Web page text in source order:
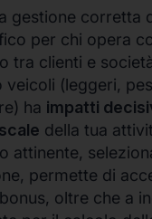
gestione corretta
per chi opera
tra clienti e
veicoli (leggeri,
ha impatti
della tua
attinente,
permette di
oltre che a